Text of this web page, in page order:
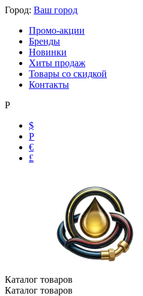
Город: Ваш город
Промо-акции
Бренды
Новинки
Хиты продаж
Товары со скидкой
Контакты
Р
$
Р
€
£
Каталог товаров
Каталог товаров